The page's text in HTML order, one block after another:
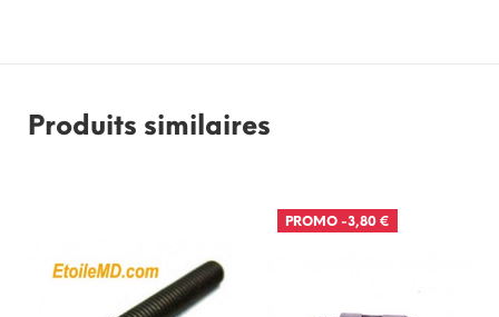
Produits similaires
PROMO -3,80 €